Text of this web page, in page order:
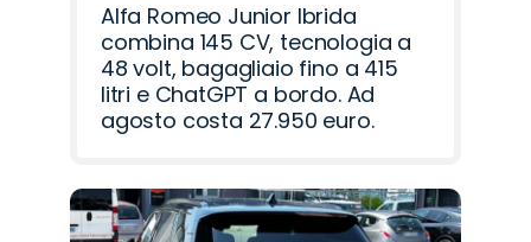
Alfa Romeo Junior Ibrida
combina 145 CV, tecnologia a
48 volt, bagagliaio fino a 415
litri e ChatGPT a bordo. Ad
agosto costa 27.950 euro.